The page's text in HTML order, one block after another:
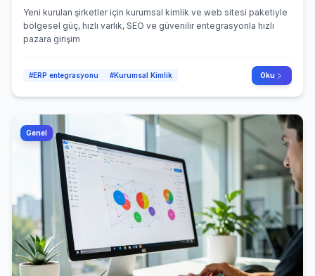
Yeni kurulan şirketler için kurumsal kimlik ve web sitesi paketiyle
bölgesel güç, hızlı varlık, SEO ve güvenilir entegrasyonla hızlı
pazara girişim
#ERP entegrasyonu #Kurumsal Kimlik Oku
Genel